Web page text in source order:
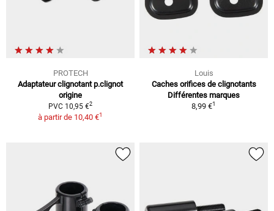
PROTECH
Adaptateur clignotant p.clignot
origine
PVC 10,95 €2
à partir de 10,40 €1
Louis
Caches orifices de clignotants
Différentes marques
8,99 €1